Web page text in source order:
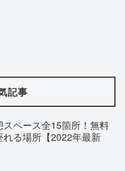
記事
スペース全15箇所！無料
れる場所【2022年最新